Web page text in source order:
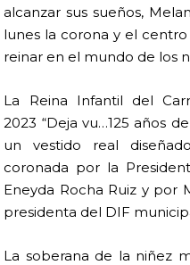
alcanzar sus sueños,
lunes la corona y el
reinar en el mundo de los
La Reina Infantil del
2023 “Deja vu…125 años
un vestido real
coronada por la
Eneyda Rocha Ruiz y por
presidenta del DIF
La soberana de la niñez